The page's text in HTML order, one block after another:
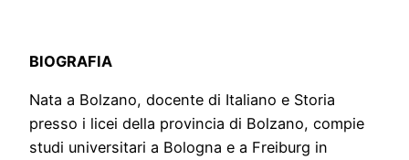
BIOGRAFIA
Nata a Bolzano, docente di Italiano e Storia
presso i licei della provincia di Bolzano, compie
studi universitari a Bologna e a Freiburg in